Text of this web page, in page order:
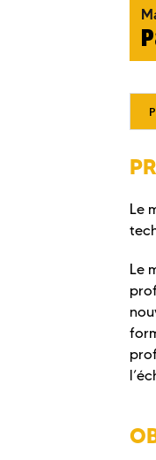
Le
Le